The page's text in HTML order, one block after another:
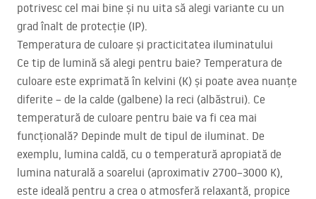
potrivesc cel mai bine și nu uita să alegi variante cu un
grad înalt de protecție (IP).
Temperatura de culoare și practicitatea iluminatului
Ce tip de lumină să alegi pentru baie? Temperatura de
culoare este exprimată în kelvini (K) și poate avea nuanțe
diferite – de la calde (galbene) la reci (albăstrui). Ce
temperatură de culoare pentru baie va fi cea mai
funcțională? Depinde mult de tipul de iluminat. De
exemplu, lumina caldă, cu o temperatură apropiată de
lumina naturală a soarelui (aproximativ 2700–3000 K),
este ideală pentru a crea o atmosferă relaxantă, propice